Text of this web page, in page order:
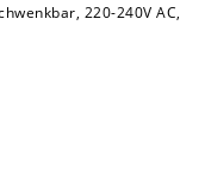
220-240V AC,